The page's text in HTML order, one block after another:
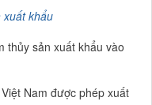
xuất khẩu
thủy sản xuất khẩu vào
Nam được phép xuất